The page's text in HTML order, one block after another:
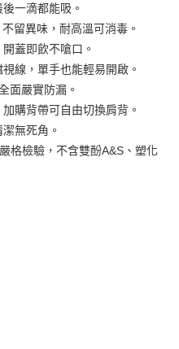
期」於每月結算日後寄送繳費提
商條碼／台灣大直營門市／銀行轉
繳費。
服務，並由商店將買賣／分期付款
公司帳單繳交帳款。
契約關係目的，商店將以您的個人
灣大哥大進項蒐集、處理及利用，
之確認、核對及更正。
後，將跳轉至「AFTEE先享後付」
即可完成結帳。
簡訊。
簡訊中的連結，可透過四大超商／
方視為交易完成。
費，但若您需要取消訂單，請聯絡
單仍視為有效，需透過AFTEE先享
之結帳頁面顯示為準，若有關於
關疑問，請聯繫「AFTEE先享後付
「AFTEE先享後付」服務完成之交
料，並將交易相關給付款項請求債
網址：
運費
免運費
運費
一滴都能吸。
留異味，耐高溫可消毒。
蓋即飲不嗆口。
線，單手也能輕易開啟。
面嚴實防漏。
購背帶可自由切換肩背。
無死角。
格檢驗，不含雙酚A&S、塑化